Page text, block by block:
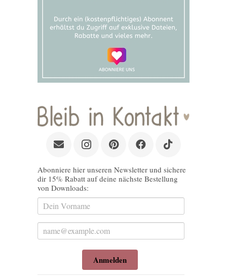
Abonniere hier unseren Newsletter und sichere
dir 15% Rabatt auf deine nächste Bestellung
von Downloads:
Anmelden